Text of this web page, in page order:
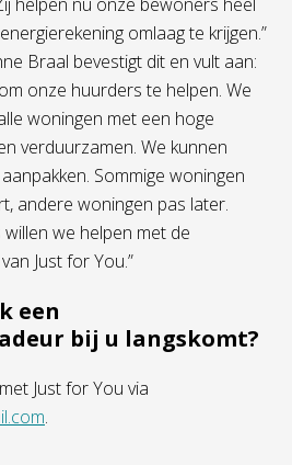
omlaag te krijgen.”
Braal bevestigt dit en vult aan:
onze huurders te helpen. We
woningen met een hoge
verduurzamen. We kunnen
Sommige woningen
andere woningen pas later.
we helpen met de
Just for You.”
een
bij u langskomt?
Just for You via
.